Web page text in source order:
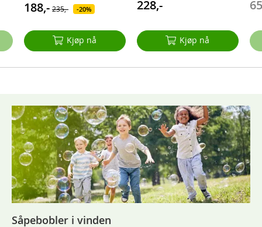
188,- 235,- 20%
Kjøp nå
228,-
Kjøp nå
Såpebobler i vinden